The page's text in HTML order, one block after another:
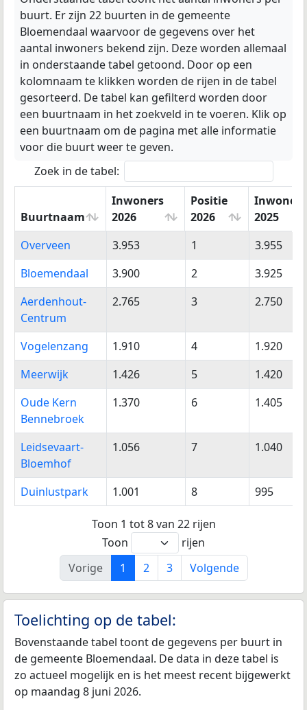
buurt. Er zijn 22 buurten in de gemeente
Bloemendaal waarvoor de gegevens over het
aantal inwoners bekend zijn. Deze worden allemaal
in onderstaande tabel getoond. Door op een
kolomnaam te klikken worden de rijen in de tabel
gesorteerd. De tabel kan gefilterd worden door
een buurtnaam in het zoekveld in te voeren. Klik op
een buurtnaam om de pagina met alle informatie
voor die buurt weer te geven.
Zoek in de tabel:
Buurtnaam
Inwoners
2026
Positie
2026
Inwoners
2025
Buurtnaam
Inwoners
2026
Positie
2026
Inwoners
2025
Overveen 3.953 1
3.955
Bloemendaal
3.900 2
3.925
Aerdenhout-
Centrum
2.765 3 2.750
Vogelenzang 1.910 4
1.920
Meerwijk
1.426 5
1.420
Oude Kern
Bennebroek
1.370 6 1.405
Leidsevaart-
Bloemhof
1.056 7 1.040
Duinlustpark 1.001 8 995
Toon 1 tot 8 van 22 rijen
Toon
rijen
Vorige
1 2 3 Volgende
Toelichting op de tabel:
Bovenstaande tabel toont de gegevens per buurt in
de gemeente Bloemendaal. De data in deze tabel is
zo actueel mogelijk en is het meest recent bijgewerkt
op maandag 8 juni 2026.